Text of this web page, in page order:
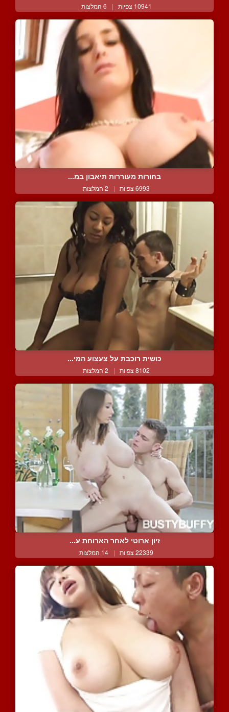
10941 צפיות | 6 המלצות
בחורות מעוררות תיאבון במ...
6993 צפיות | 2 המלצות
כושית רוכבת על צעצוע המי...
8102 צפיות | 2 המלצות
זיון ארוטי לאחר הארוחת ע...
22339 צפיות | 14 המלצות